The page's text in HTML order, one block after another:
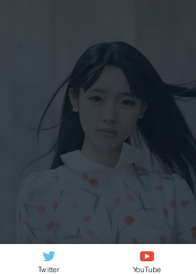
Twitter YouTube